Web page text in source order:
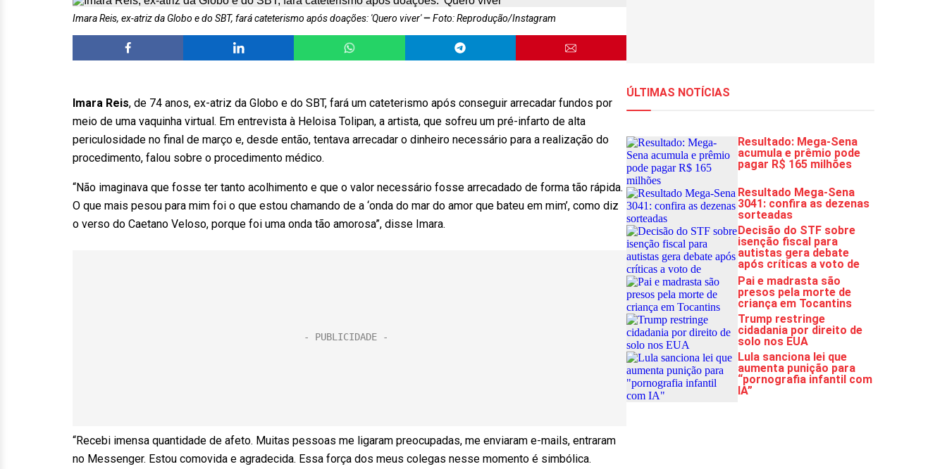
Imara Reis, ex-atriz da Globo e do SBT, fará cateterismo após doações: 'Quero viver' Foto: Reprodução/Instagram
Imara Reis, de 74 anos, ex-atriz da Globo e do SBT, fará um cateterismo após conseguir arrecadar fundos por
meio de uma vaquinha virtual. Em entrevista à Heloisa Tolipan, a artista, que sofreu um pré-infarto de alta
periculosidade no final de março e, desde então, tentava arrecadar o dinheiro necessário para a realização do
procedimento, falou sobre o procedimento médico.
“Não imaginava que fosse ter tanto acolhimento e que o valor necessário fosse arrecadado de forma tão rápida.
O que mais pesou para mim foi o que estou chamando de a ‘onda do mar do amor que bateu em mim’, como diz
o verso do Caetano Veloso, porque foi uma onda tão amorosa”, disse Imara.
“Recebi imensa quantidade de afeto. Muitas pessoas me ligaram preocupadas, me enviaram e-mails, entraram
no Messenger. Estou comovida e agradecida. Essa força dos meus colegas nesse momento é simbólica.